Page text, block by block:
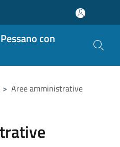
con
> Aree amministrative